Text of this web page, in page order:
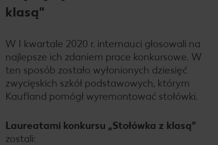
klasą"
W I kwartale 2020 r. internauci głosowali na
najlepsze ich zdaniem prace konkursowe. W
ten sposób zostało wyłonionych dziesięć
zwycięskich szkół podstawowych, którym
Kaufland pomógł wyremontować stołówki.
Laureatami konkursu „Stołówka z klasą”
zostali: